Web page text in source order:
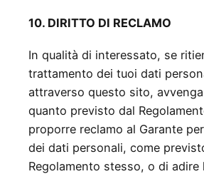
10. DIRITTO DI RECLAMO
In qualità di interessato, se
trattamento dei tuoi dati
attraverso questo sito,
quanto previsto dal
proporre reclamo al Garante
dei dati personali, come
Regolamento stesso, o di